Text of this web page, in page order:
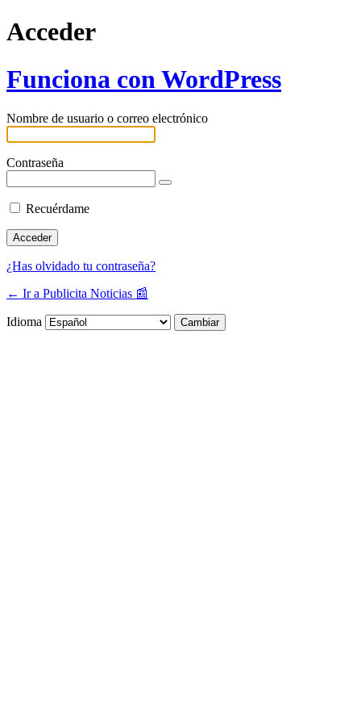
Acceder
Funciona con WordPress
Nombre de usuario o correo electrónico
Contraseña
Recuérdame
¿Has olvidado tu contraseña?
← Ir a Publicita Noticias 📰
Idioma